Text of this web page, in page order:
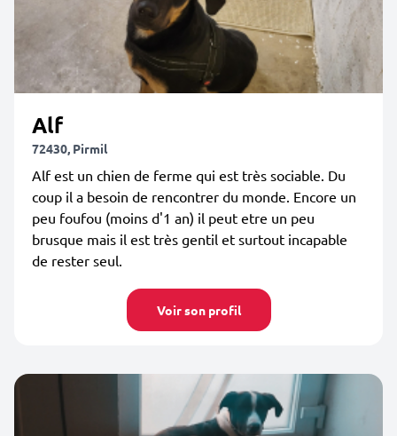
Alf
72430, Pirmil
Alf est un chien de ferme qui est très sociable. Du
coup il a besoin de rencontrer du monde. Encore un
peu foufou (moins d'1 an) il peut etre un peu
brusque mais il est très gentil et surtout incapable
de rester seul.
Voir son profil